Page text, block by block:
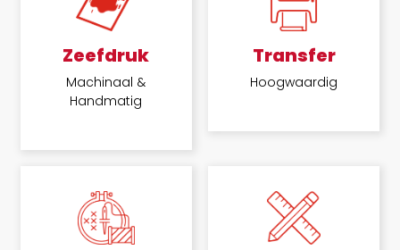
Zeefdruk
Machinaal &
Handmatig
Transfer
Hoogwaardig